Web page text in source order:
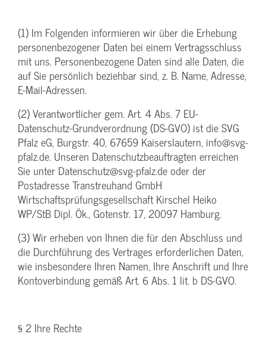
(1) Im Folgenden informieren wir über die Erhebung
personenbezogener Daten bei einem Vertragsschluss
mit uns. Personenbezogene Daten sind alle Daten, die
auf Sie persönlich beziehbar sind, z. B. Name, Adresse,
E-Mail-Adressen.
(2) Verantwortlicher gem. Art. 4 Abs. 7 EU-
Datenschutz-Grundverordnung (DS-GVO) ist die SVG
Pfalz eG, Burgstr. 40, 67659 Kaiserslautern, info@svg-
pfalz.de. Unseren Datenschutzbeauftragten erreichen
Sie unter Datenschutz@svg-pfalz.de oder der
Postadresse Transtreuhand GmbH
Wirtschaftsprüfungsgesellschaft Kirschel Heiko
WP/StB Dipl. Ök., Gotenstr. 17, 20097 Hamburg.
(3) Wir erheben von Ihnen die für den Abschluss und
die Durchführung des Vertrages erforderlichen Daten,
wie insbesondere Ihren Namen, Ihre Anschrift und Ihre
Kontoverbindung gemäß Art. 6 Abs. 1 lit. b DS-GVO.
§ 2 Ihre Rechte